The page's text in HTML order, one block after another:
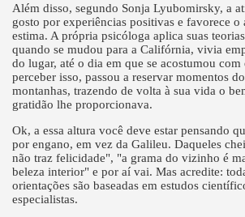
Além disso, segundo Sonja Lyubomirsky, a
gosto por experiências positivas e favorece
estima. A própria psicóloga aplica suas
quando se mudou para a Califórnia, vivia
do lugar, até o dia em que se acostumou
perceber isso, passou a reservar momentos
montanhas, trazendo de volta à sua vida o
gratidão lhe proporcionava.
Ok, a essa altura você deve estar pensando
por engano, em vez da Galileu. Daqueles
não traz felicidade", "a grama do vizinho é
beleza interior" e por aí vai. Mas acredite:
orientações são baseadas em estudos
especialistas.